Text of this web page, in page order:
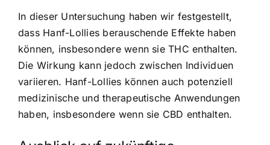
In dieser Untersuchung haben wir festgestellt,
dass Hanf-Lollies berauschende Effekte haben
können, insbesondere wenn sie THC enthalten.
Die Wirkung kann jedoch zwischen Individuen
variieren. Hanf-Lollies können auch potenziell
medizinische und therapeutische Anwendungen
haben, insbesondere wenn sie CBD enthalten.